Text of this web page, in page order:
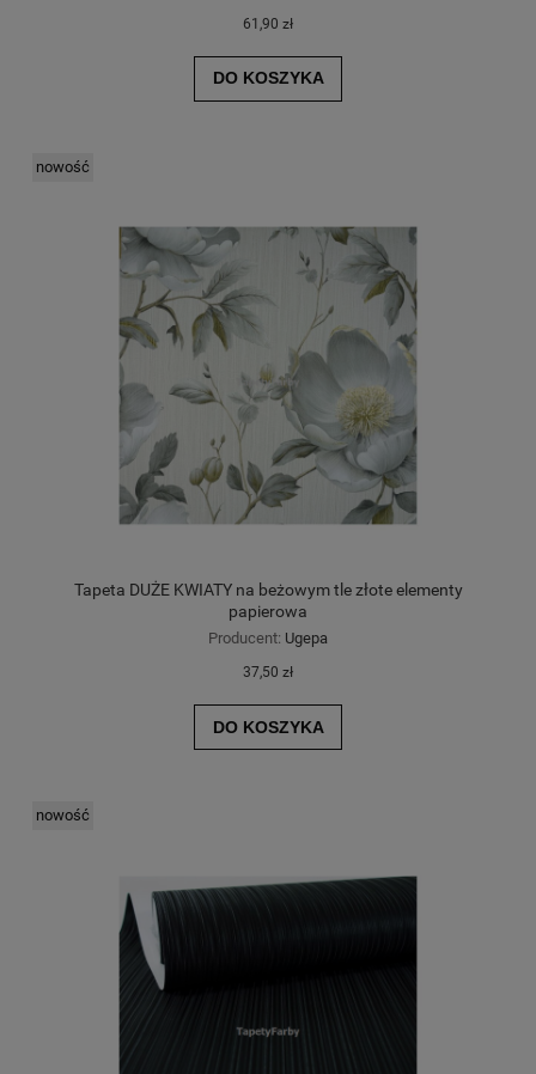
61,90 zł
DO KOSZYKA
Tapeta DUŻE KWIATY na beżowym tle złote elementy
papierowa
Producent: Ugepa
37,50 zł
DO KOSZYKA
nowość
nowość